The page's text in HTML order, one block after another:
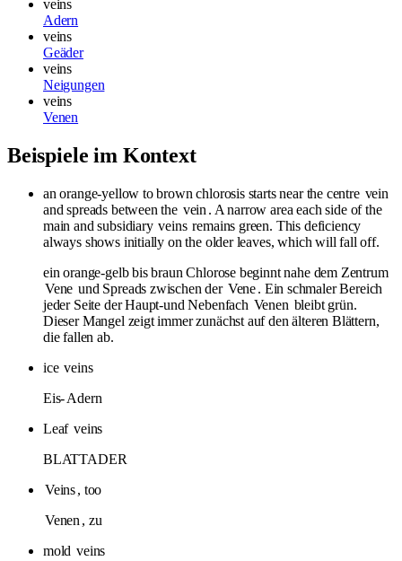
veins
Adern
veins
Geäder
veins
Neigungen
veins
Venen
Beispiele im Kontext
an orange-yellow to brown chlorosis starts near the centre vein
and spreads between the vein . A narrow area each side of the
main and subsidiary veins remains green. This deficiency
always shows initially on the older leaves, which will fall off.
ein orange-gelb bis braun Chlorose beginnt nahe dem Zentrum
Vene und Spreads zwischen der Vene. Ein schmaler Bereich
jeder Seite der Haupt-und Nebenfach Venen bleibt grün.
Dieser Mangel zeigt immer zunächst auf den älteren Blättern,
die fallen ab.
ice veins
Eis-Adern
Leaf veins
BLATTADER
Veins, too
Venen , zu
mold veins